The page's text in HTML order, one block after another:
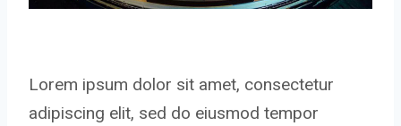
Lorem ipsum dolor sit amet, consectetur
adipiscing elit, sed do eiusmod tempor